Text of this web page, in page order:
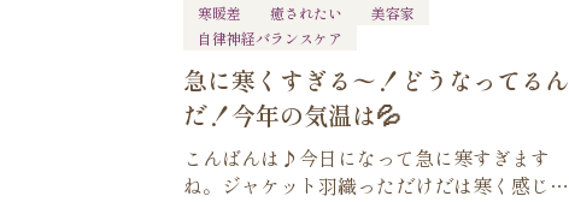
寒暖差
癒されたい
美容家
自律神経バランスケア
急に寒くすぎる〜！どうなってるん
だ！今年の気温は💦
こんばんは♪今日になって急に寒すぎます
ね。ジャケット羽織っただけだは寒く感じま